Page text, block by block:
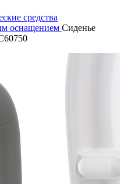
средства
оснащением Сиденье